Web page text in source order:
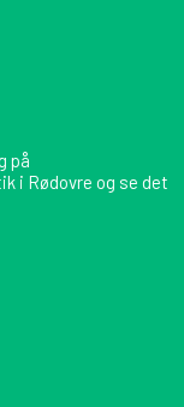
på
i Rødovre og se det